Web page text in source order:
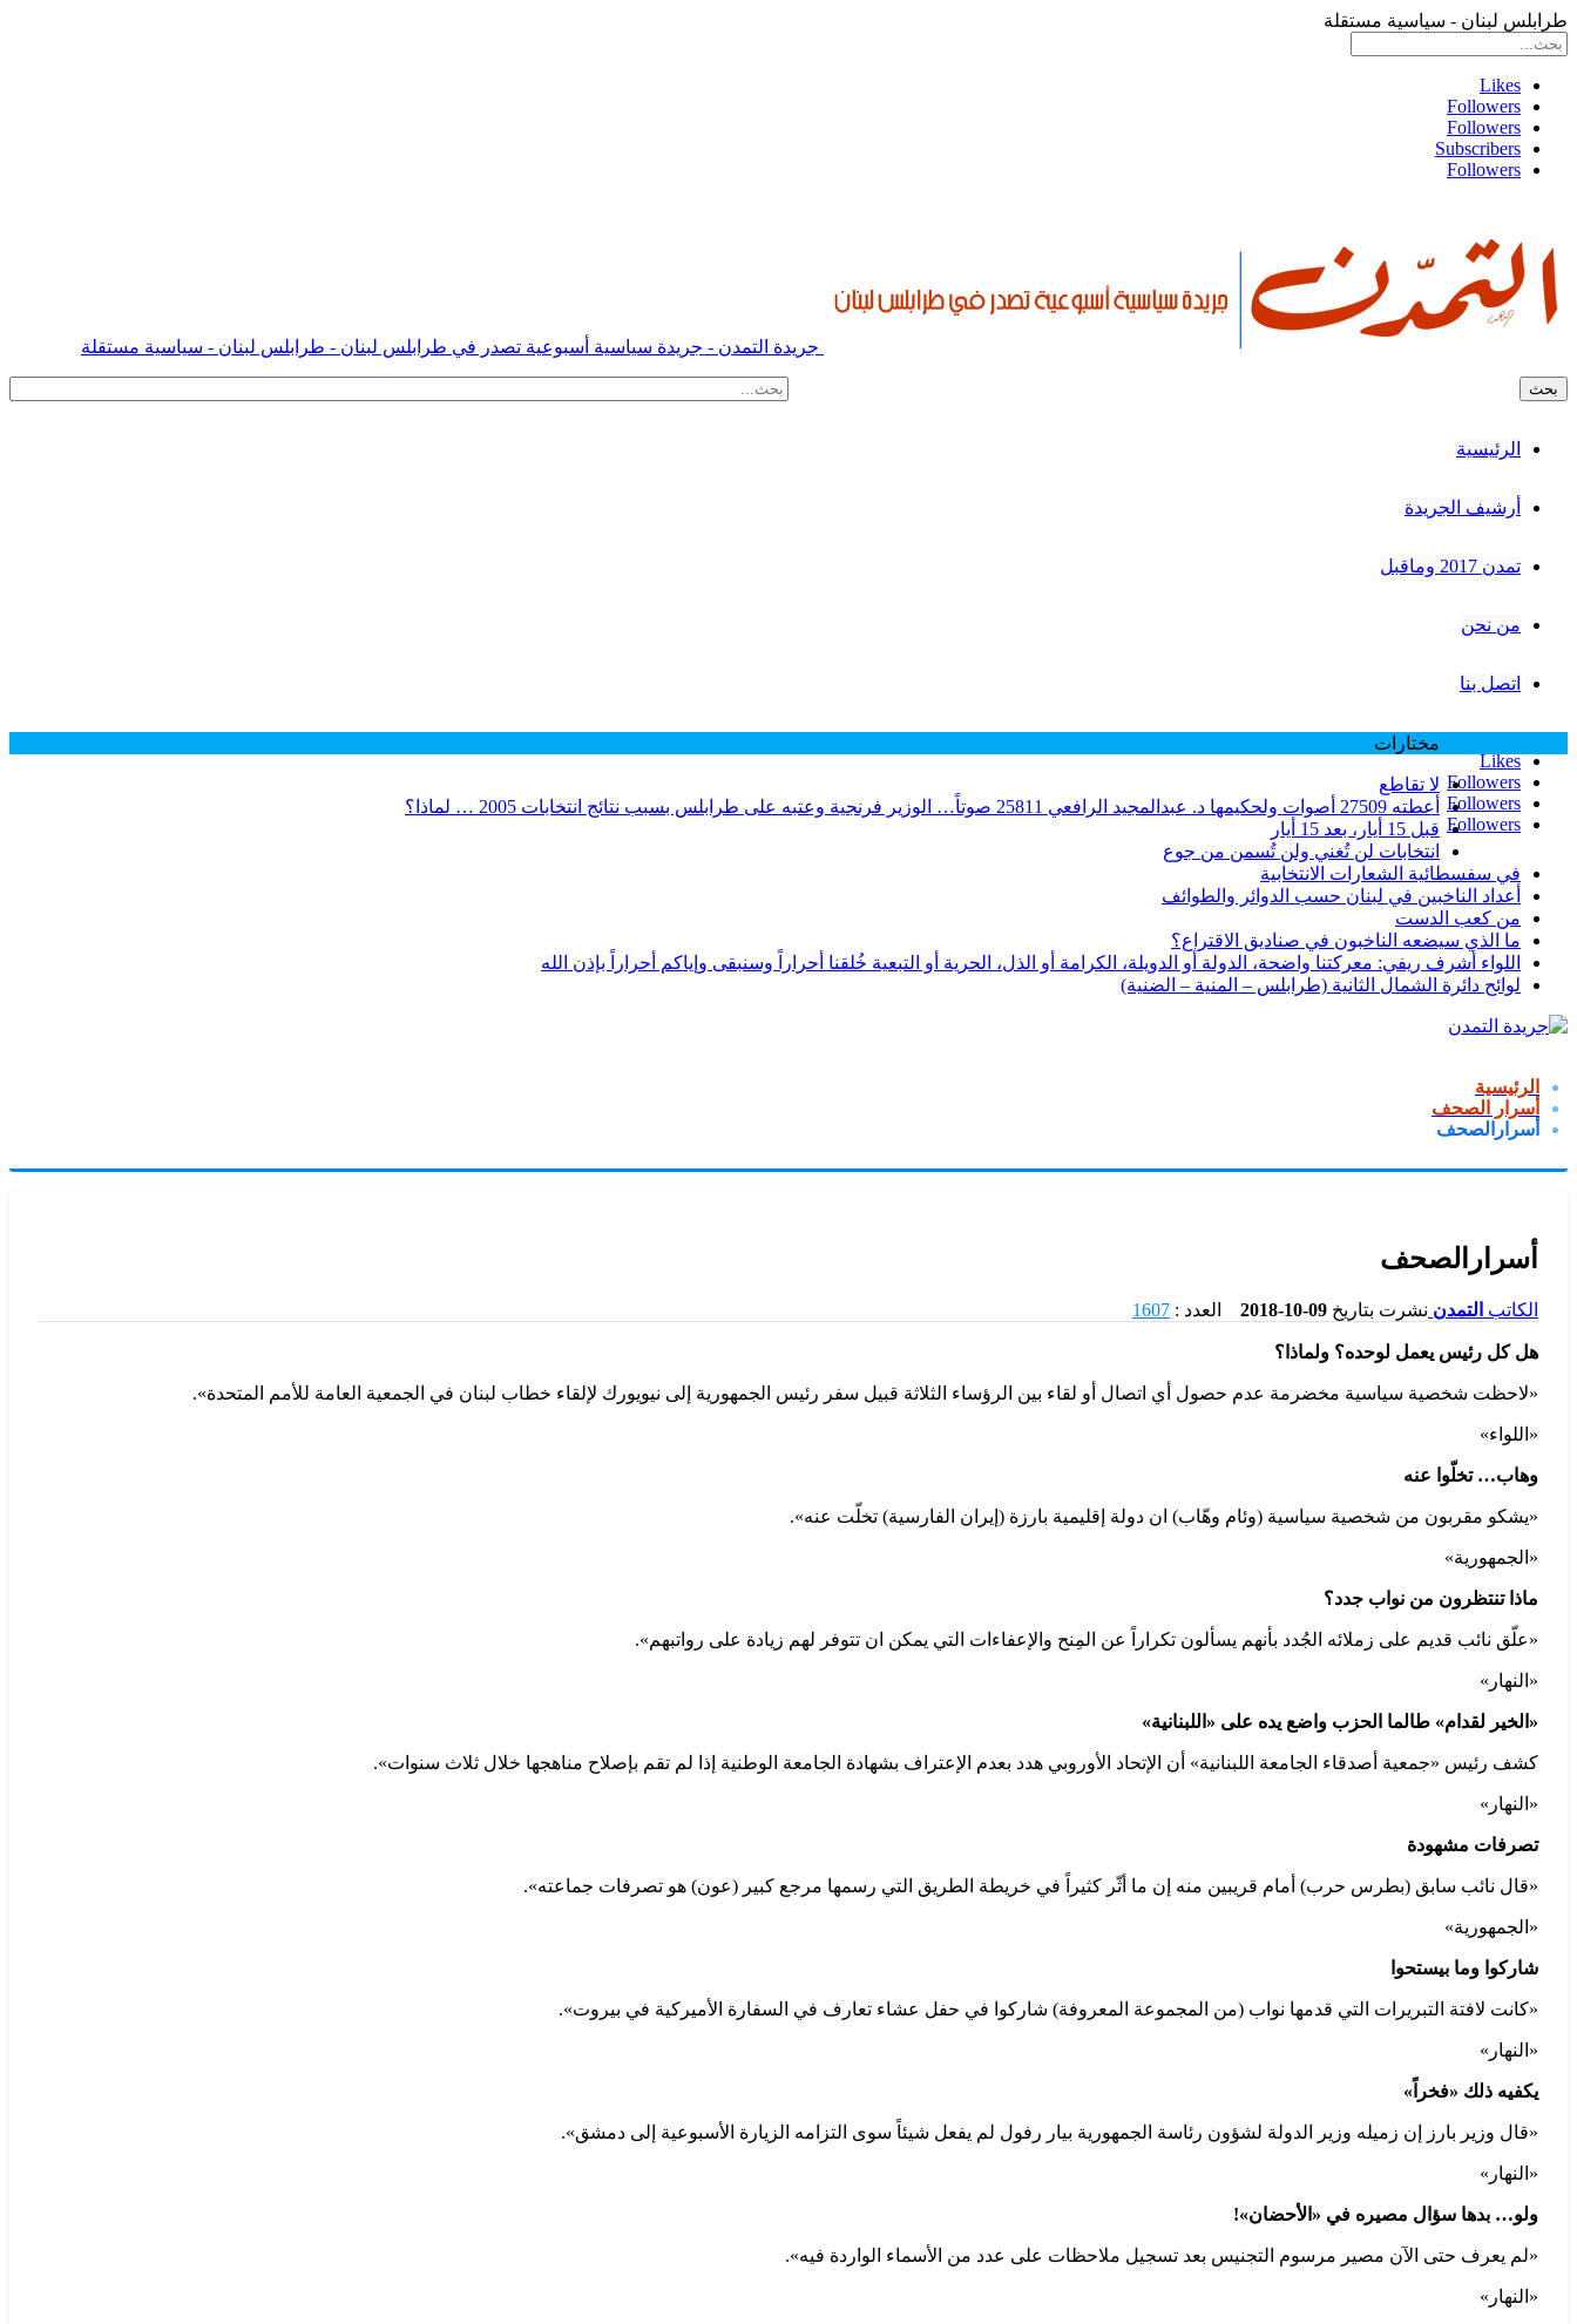
طرابلس لبنان - سياسية مستقلة
Likes
Followers
Followers
Subscribers
Followers
جريدة التمدن - جريدة سياسية أسبوعية تصدر في طرابلس لبنان - طرابلس لبنان - سياسية مستقلة
الرئيسية
أرشيف الجريدة
تمدن 2017 وماقبل
من نحن
اتصل بنا
Likes
Followers
Followers
Followers
مختارات
لا تقاطع
أعطته 27509 أصوات ولحكيمها د. عبدالمجيد الرافعي 25811 صوتاً… الوزير فرنجية وعتبه على طرابلس بسبب نتائج انتخابات 2005 … لماذا؟
قبل 15 أيار، بعد 15 أيار
انتخابات لن تُغني ولن تُسمن من جوع
في سفسطائية الشعارات الانتخابية
أعداد الناخبين في لبنان حسب الدوائر والطوائف
من كعب الدست
ما الذي سيضعه الناخبون في صناديق الاقتراع؟
اللواء أشرف ريفي: معركتنا واضحة، الدولة أو الدويلة، الكرامة أو الذل، الحرية أو التبعية خُلقنا أحراراً وسنبقى وإياكم أحراراً بإذن الله
لوائح دائرة الشمال الثانية (طرابلس – المنية – الضنية)
الرئيسية
أسرار الصحف
أسرارالصحف
أسرارالصحف
الكاتب التمدن نشرت بتاريخ 09-10-2018 العدد : 1607
هل كل رئيس يعمل لوحده؟ ولماذا؟
«لاحظت شخصية سياسية مخضرمة عدم حصول أي اتصال أو لقاء بين الرؤساء الثلاثة قبيل سفر رئيس الجمهورية إلى نيويورك لإلقاء خطاب لبنان في الجمعية العامة للأمم المتحدة».
«اللواء»
وهاب… تخلّوا عنه
«يشكو مقربون من شخصية سياسية (وئام وهّاب) ان دولة إقليمية بارزة (إيران الفارسية) تخلّت عنه».
«الجمهورية»
ماذا تنتظرون من نواب جدد؟
«علّق نائب قديم على زملائه الجُدد بأنهم يسألون تكراراً عن المِنح والإعفاءات التي يمكن ان تتوفر لهم زيادة على رواتبهم».
«النهار»
«الخير لقدام» طالما الحزب واضع يده على «اللبنانية»
كشف رئيس «جمعية أصدقاء الجامعة اللبنانية» أن الإتحاد الأوروبي هدد بعدم الإعتراف بشهادة الجامعة الوطنية إذا لم تقم بإصلاح مناهجها خلال ثلاث سنوات».
«النهار»
تصرفات مشهودة
«قال نائب سابق (بطرس حرب) أمام قريبين منه إن ما أثّر كثيراً في خريطة الطريق التي رسمها مرجع كبير (عون) هو تصرفات جماعته».
«الجمهورية»
شاركوا وما بيستحوا
«كانت لافتة التبريرات التي قدمها نواب (من المجموعة المعروفة) شاركوا في حفل عشاء تعارف في السفارة الأميركية في بيروت».
«النهار»
يكفيه ذلك «فخراً»
«قال وزير بارز إن زميله وزير الدولة لشؤون رئاسة الجمهورية بيار رفول لم يفعل شيئاً سوى التزامه الزيارة الأسبوعية إلى دمشق».
«النهار»
ولو… بدها سؤال مصيره في «الأحضان»!
«لم يعرف حتى الآن مصير مرسوم التجنيس بعد تسجيل ملاحظات على عدد من الأسماء الواردة فيه».
«النهار»